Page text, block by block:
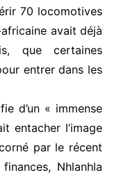
70 locomotives
avait déjà
que certaines
entrer dans les
d’un « immense
entacher l’image
par le récent
Nhlanhla